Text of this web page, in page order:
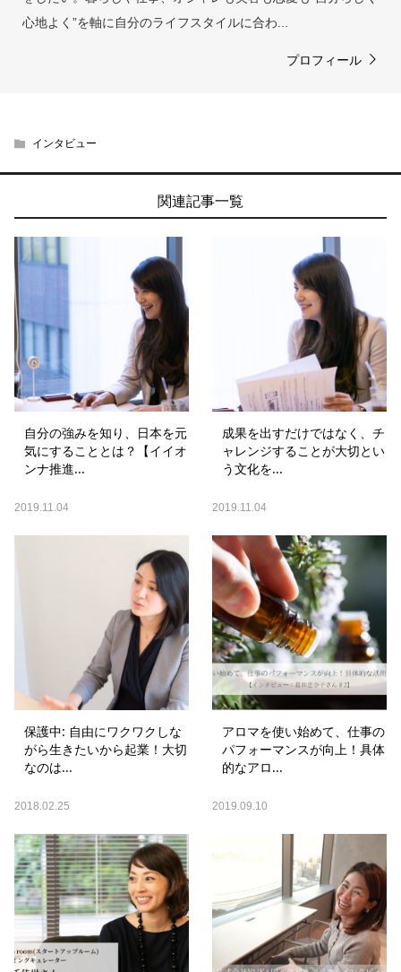
心地よく”を軸に自分のライフスタイルに合わ...
プロフィール
インタビュー
関連記事一覧
自分の強みを知り、日本を元
気にすることとは？【イイオ
ンナ推進...
2019.11.04
成果を出すだけではなく、チ
ャレンジすることが大切とい
う文化を...
2019.11.04
保護中: 自由にワクワクしな
がら生きたいから起業！大切
なのは...
2018.02.25
アロマを使い始めて、仕事の
パフォーマンスが向上！具体
的なアロ...
2019.09.10